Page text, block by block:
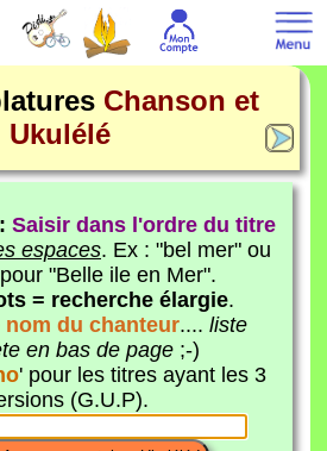
Chanson et
Ukulélé
:Saisir dans l'ordre du titre
espaces. Ex : "bel mer" ou
"Belle ile en Mer".
= recherche élargie.
nom du chanteur....liste
en bas de page;-)
' pour les titres ayant les 3
(G.U.P).